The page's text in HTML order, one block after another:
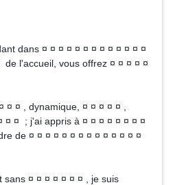
dans ¤ ¤ ¤ ¤ ¤ ¤ ¤ ¤ ¤ ¤ ¤ ¤ ¤
l'accueil, vous offrez ¤ ¤ ¤ ¤ ¤
¤ ¤ , dynamique, ¤ ¤ ¤ ¤ ¤ ,
¤ ¤ ; j'ai appris à ¤ ¤ ¤ ¤ ¤ ¤ ¤ ¤
de ¤ ¤ ¤ ¤ ¤ ¤ ¤ ¤ ¤ ¤ ¤ ¤ ¤ ¤
¤ ¤ ¤ ¤ ¤ ¤ ¤ , je suis